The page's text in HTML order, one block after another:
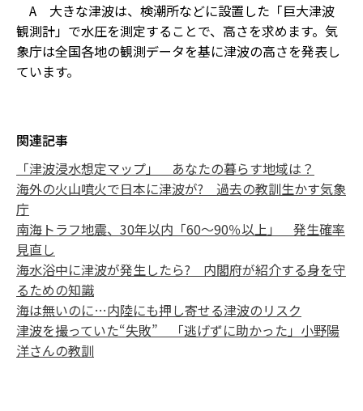
A 大きな津波は、検潮所などに設置した「巨大津波
観測計」で水圧を測定することで、高さを求めます。気
象庁は全国各地の観測データを基に津波の高さを発表し
ています。
関連記事
「津波浸水想定マップ」 あなたの暮らす地域は？
海外の火山噴火で日本に津波が? 過去の教訓生かす気象
庁
南海トラフ地震、30年以内「60～90％以上」 発生確率
見直し
海水浴中に津波が発生したら? 内閣府が紹介する身を守
るための知識
海は無いのに…内陸にも押し寄せる津波のリスク
津波を撮っていた“失敗” 「逃げずに助かった」小野陽
洋さんの教訓